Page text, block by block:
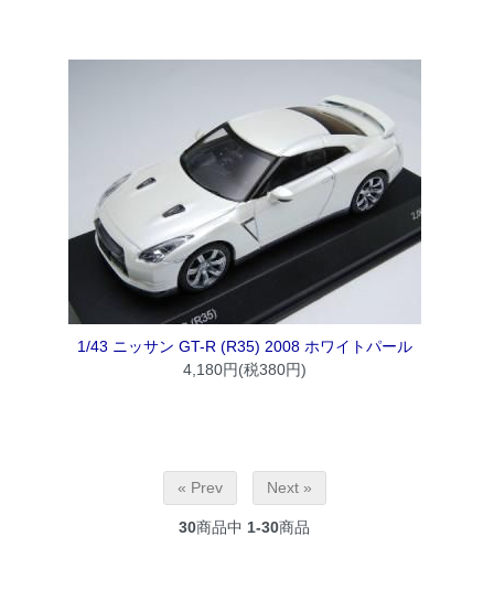
1/43 ニッサン GT-R (R35) 2008 ホワイトパール
4,180円(税380円)
« Prev Next »
30商品中 1-30商品